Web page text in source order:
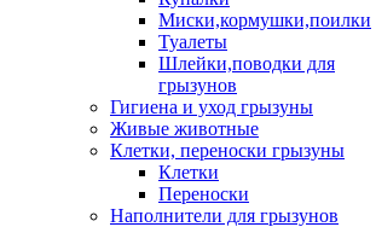
Миски,кормушки,поилки
Туалеты
Шлейки,поводки для
грызунов
Гигиена и уход грызуны
Живые животные
Клетки, переноски грызуны
Клетки
Переноски
Наполнители для грызунов